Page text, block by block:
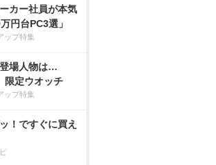
カー社員が本気
円台PC3選」
ップ特集
場人物は…
限定ウオッチ
ップ特集
！ですぐに買え